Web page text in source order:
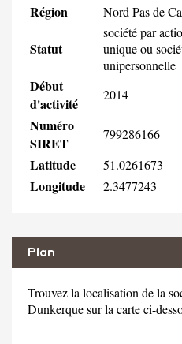
Région Nord Pas de
Statut
société par
unique ou
unipersonnelle
Début
d'activité
2014
Numéro
SIRET
799286166
Latitude 51.0261673
Longitude 2.3477243
Plan
Trouvez la localisation de la
Dunkerque sur la carte ci-